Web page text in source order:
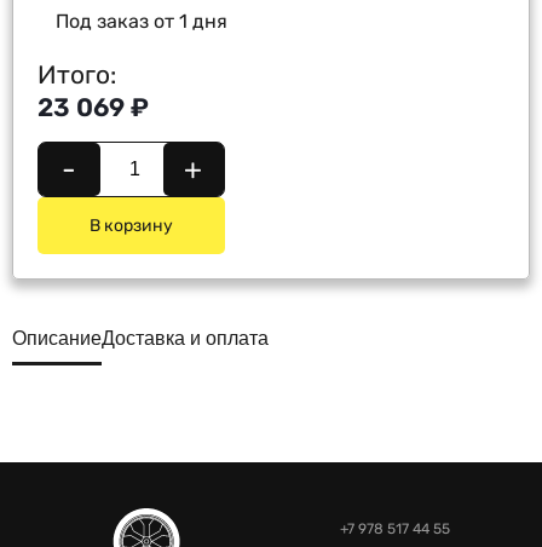
Под заказ от 1 дня
Итого:
23 069 ₽
- +
В корзину
ОписаниеДоставка и оплата
+7 978 517 44 55